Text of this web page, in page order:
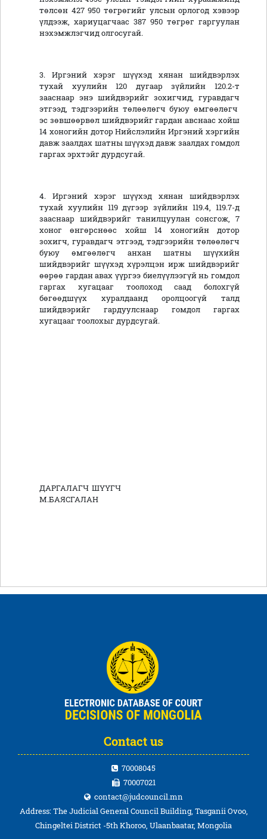
төлсөн 427 950 төгрөгийг улсын орлогод хэвээр
үлдээж, хариуцагчаас 387 950 төгрөг гаргуулан
нэхэмжлэгчид олгосугай.
3. Иргэний хэрэг шүүхэд хянан шийдвэрлэх
тухай хуулийн 120 дугаар зүйлийн 120.2-т
зааснаар энэ шийдвэрийг зохигчид, гуравдагч
этгээд, тэдгээрийн төлөөлөгч буюу өмгөөлөгч
эс зөвшөөрвөл шийдвэрийг гардан авснаас хойш
14 хоногийн дотор Нийслэлийн Иргэний хэргийн
давж заалдах шатны шүүхэд давж заалдах гомдол
гаргах эрхтэйг дурдсугай.
4. Иргэний хэрэг шүүхэд хянан шийдвэрлэх
тухай хуулийн 119 дүгээр зүйлийн 119.4, 119.7-д
зааснаар шийдвэрийг танилцуулан сонсгож, 7
хоног өнгөрснөөс хойш 14 хоногийн дотор
зохигч, гуравдагч этгээд, тэдгээрийн төлөөлөгч
буюу өмгөөлөгч анхан шатны шүүхийн
шийдвэрийг шүүхэд хүрэлцэн ирж шийдвэрийг
өөрөө гардан авах үүргээ биелүүлээгүй нь гомдол
гаргах хугацааг тоолоход саад болохгүй
бөгөөдшүүх хуралдаанд оролцоогүй талд
шийдвэрийг гардуулснаар гомдол гаргах
хугацааг тоолохыг дурдсугай.
ДАРГАЛАГЧ ШҮҮГЧ
М.БАЯСГАЛАН
Contact us
70008045
70007021
contact@judcouncil.mn
Address: The Judicial General Council Building, Tasganii Ovoo,
Chingeltei District -5th Khoroo, Ulaanbaatar, Mongolia